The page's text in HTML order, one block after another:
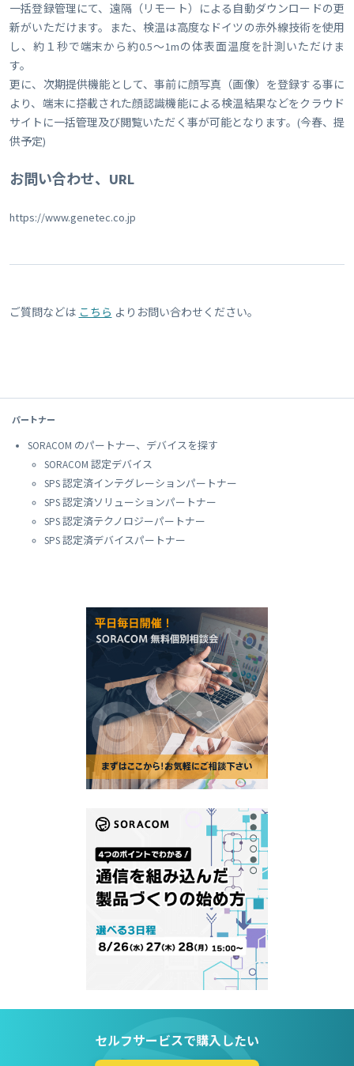
一括登録管理にて、遠隔（リモート）による自動ダウンロードの更
新がいただけます。また、検温は高度なドイツの赤外線技術を使用
し、約１秒で端末から約0.5～1mの体表面温度を計測いただけま
す。
更に、次期提供機能として、事前に顔写真（画像）を登録する事に
より、端末に搭載された顔認識機能による検温結果などをクラウド
サイトに一括管理及び閲覧いただく事が可能となります。(今春、提
供予定)
お問い合わせ、URL
https://www.genetec.co.jp
ご質問などは こちら よりお問い合わせください。
パートナー
SORACOM のパートナー、デバイスを探す
SORACOM 認定デバイス
SPS 認定済インテグレーションパートナー
SPS 認定済ソリューションパートナー
SPS 認定済テクノロジーパートナー
SPS 認定済デバイスパートナー
セルフサービスで購入したい